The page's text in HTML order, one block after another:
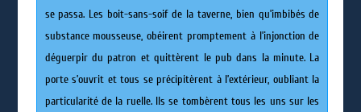
se passa. Les boit-sans-soif de la taverne, bien qu’imbibés de
substance mousseuse, obéirent promptement à l’injonction de
déguerpir du patron et quittèrent le pub dans la minute. La
porte s’ouvrit et tous se précipitèrent à l’extérieur, oubliant la
particularité de la ruelle. Ils se tombèrent tous les uns sur les